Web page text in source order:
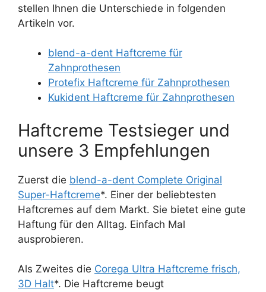
stellen Ihnen die Unterschiede in folgenden
Artikeln vor.
blend-a-dent Haftcreme für
Zahnprothesen
Protefix Haftcreme für Zahnprothesen
Kukident Haftcreme für Zahnprothesen
Haftcreme Testsieger und
unsere 3 Empfehlungen
Zuerst die blend-a-dent Complete Original
Super-Haftcreme*. Einer der beliebtesten
Haftcremes auf dem Markt. Sie bietet eine gute
Haftung für den Alltag. Einfach Mal
ausprobieren.
Als Zweites die Corega Ultra Haftcreme frisch,
3D Halt*. Die Haftcreme beugt